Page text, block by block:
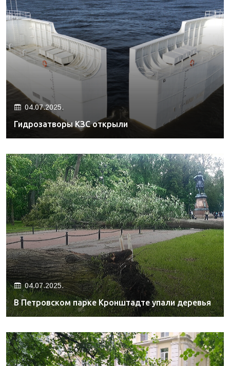
04.07.2025.
Гидрозатворы КЗС открыли
04.07.2025.
В Петровском парке Кронштадте упали деревья